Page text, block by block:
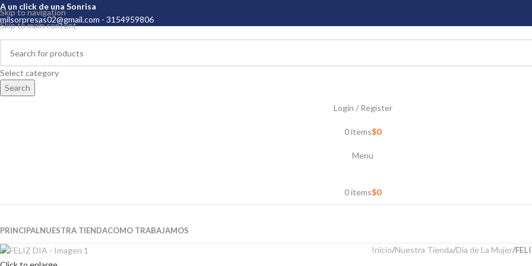
Skip to navigation
Skip to main content
A un click de una Sonrisa
milsorpresas02@gmail.com - 3154959806
Select category
Search
Login / Register
0items$0
Menu
0items$0
PRINCIPALNUESTRA TIENDACOMO TRABAJAMOS
Inicio Nuestra Tienda Dia de La Mujer